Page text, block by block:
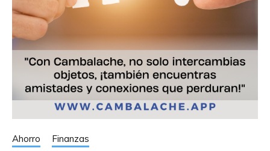
Ahorro Finanzas